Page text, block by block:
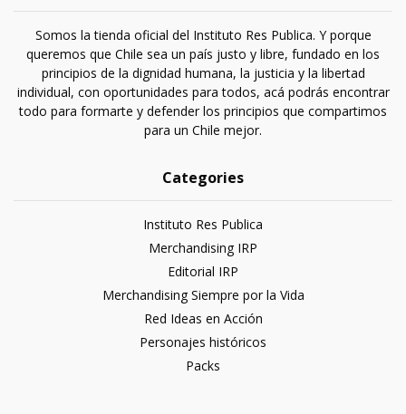
Somos la tienda oficial del Instituto Res Publica. Y porque
queremos que Chile sea un país justo y libre, fundado en los
principios de la dignidad humana, la justicia y la libertad
individual, con oportunidades para todos, acá podrás encontrar
todo para formarte y defender los principios que compartimos
para un Chile mejor.
Categories
Instituto Res Publica
Merchandising IRP
Editorial IRP
Merchandising Siempre por la Vida
Red Ideas en Acción
Personajes históricos
Packs